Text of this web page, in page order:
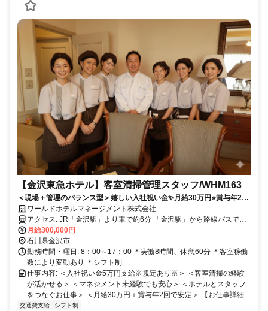
【金沢東急ホテル】客室清掃管理スタッフ/WHM163
＜現場＋管理のバランス型＞嬉しい入社祝い金✨️月給30万円⭐️賞与年2回
⭐️30代・40代の男女活躍中❗️
ワールドホテルマネージメント株式会社
アクセス: JR「金沢駅」より車で約6分 「金沢駅」から路線バスで約
10分 「香林坊アトリオ前」下車、徒歩2分
月給300,000円
石川県金沢市
勤務時間・曜日: 8：00～17：00 ＊実働8時間、休憩60分 ＊客室稼働
数により変動あり ＊シフト制
仕事内容: ＜入社祝い金5万円支給※規定あり※＞ ＜客室清掃の経験
が活かせる＞ ＜マネジメント未経験でも安心＞ ＜ホテルとスタッフ
をつなぐお仕事＞ ＜月給30万円＋賞与年2回で安定＞ 【お仕事詳細...
交通費支給 シフト制